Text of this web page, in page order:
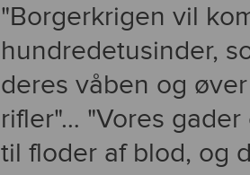
"Borgerkrigen vil
hundredetusinder,
deres våben og
rifler"… "Vores
til floder af blod, og